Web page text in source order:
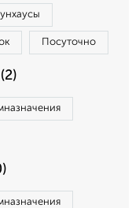
Посуточно